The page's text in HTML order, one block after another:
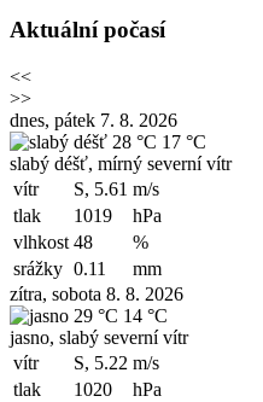
Aktuální počasí
<<
>>
dnes, pátek 7. 8. 2026
28 °C 17 °C
slabý déšť, mírný severní vítr
vítr
S, 5.61 m/s
tlak
1019
hPa
vlhkost 48
%
srážky 0.11
mm
zítra, sobota 8. 8. 2026
29 °C 14 °C
jasno, slabý severní vítr
vítr
S, 5.22 m/s
tlak
1020
hPa